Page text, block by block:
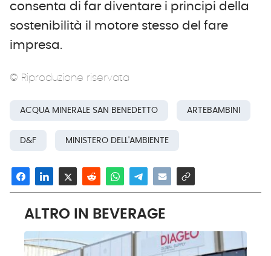
consenta di far diventare i principi della
sostenibilità il motore stesso del fare
impresa.
© Riproduzione riservata
ACQUA MINERALE SAN BENEDETTO ARTEBAMBINI
D&F MINISTERO DELL'AMBIENTE
ALTRO IN BEVERAGE